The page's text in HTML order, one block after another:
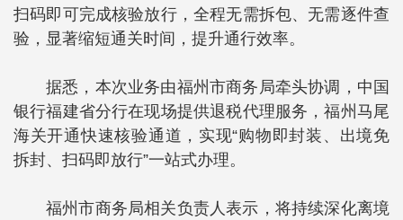
扫码即可完成核验放行，全程无需拆包、无需逐件查
验，显著缩短通关时间，提升通行效率。
据悉，本次业务由福州市商务局牵头协调，中国
银行福建省分行在现场提供退税代理服务，福州马尾
海关开通快速核验通道，实现“购物即封装、出境免
拆封、扫码即放行”一站式办理。
福州市商务局相关负责人表示，将持续深化离境